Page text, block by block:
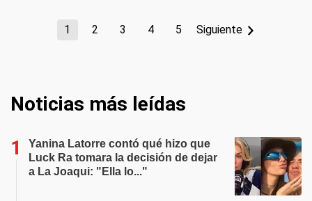
1 2 3 4 5 Siguiente
Noticias más leídas
Yanina Latorre contó qué hizo que
Luck Ra tomara la decisión de dejar
a La Joaqui: "Ella lo..."